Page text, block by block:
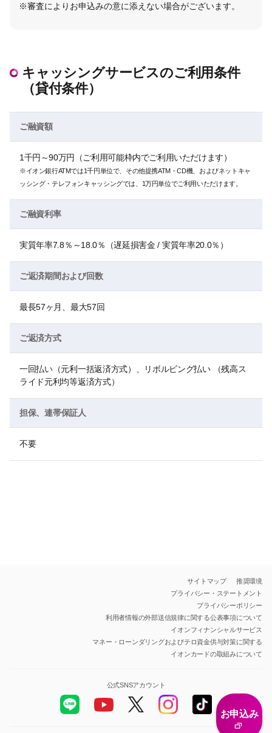
※審査によりお申込みの意に添えない場合がございます。
キャッシングサービスのご利用条件
（貸付条件）
ご融資額
1千円～90万円（ご利用可能枠内でご利用いただけます）
※イオン銀行ATMでは1千円単位で、その他提携ATM・CD機、およびネットキャ
ッシング・テレフォンキャッシングでは、1万円単位でご利用いただけます。
ご融資利率
実質年率7.8％～18.0％（遅延損害金 / 実質年率20.0％）
ご返済期間および回数
最長57ヶ月、最大57回
ご返済方式
一回払い（元利一括返済方式）、リボルビング払い （残高ス
ライド元利均等返済方式）
担保、連帯保証人
不要
お申込み
サイトマップ
推奨環境
プライバシー・ステートメント
プライバシーポリシー
利用者情報の外部送信規律に関する公表事項について
イオンフィナンシャルサービス
マネー・ローンダリングおよびテロ資金供与対策に関する
イオンカードの取組みについて
公式SNSアカウント